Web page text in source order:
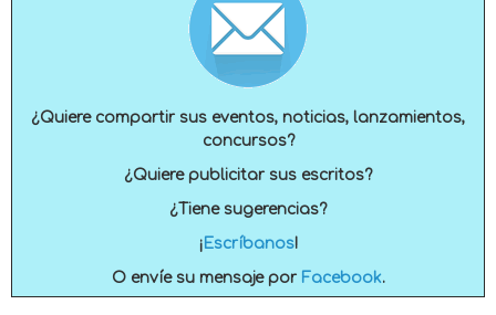
¿Quiere compartir sus eventos, noticias, lanzamientos,
concursos?
¿Quiere publicitar sus escritos?
¿Tiene sugerencias?
¡ Escríbanos!
O envíe su mensaje por Facebook.